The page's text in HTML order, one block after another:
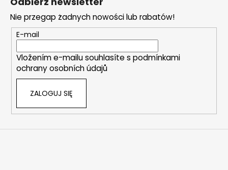
Nie przegap żadnych nowości lub rabatów!
E-mail
Vložením e-mailu souhlasíte s podmínkami
ochrany osobních údajů
ZALOGUJ SIĘ